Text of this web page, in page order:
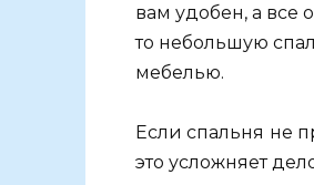
вам удобен, а все
то небольшую
мебелью.
Если спальня не
это усложняет